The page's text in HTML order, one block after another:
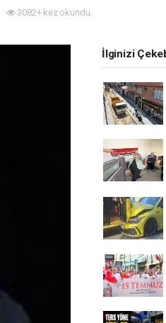
3082+ kez okundu.
İlginizi